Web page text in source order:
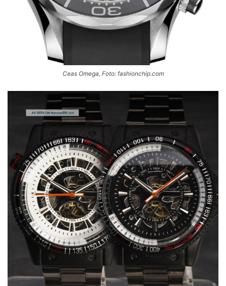
Ceas Omega, Foto: fashionchip.com